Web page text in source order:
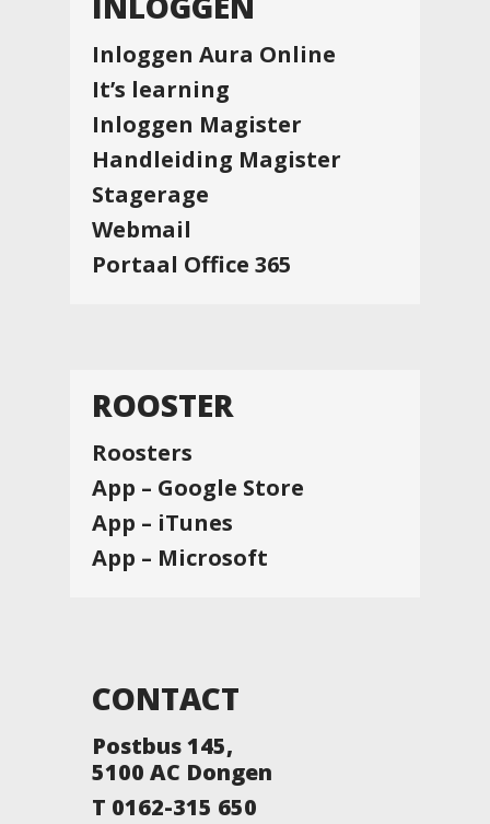
Inloggen Aura Online
It’s learning
Inloggen Magister
Handleiding Magister
Stagerage
Webmail
Portaal Office 365
ROOSTER
Roosters
App – Google Store
App – iTunes
App – Microsoft
CONTACT
Postbus 145,
5100 AC Dongen
T 0162-315 650